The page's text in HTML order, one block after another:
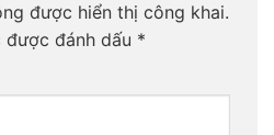
được hiển thị công khai.
đánh dấu *